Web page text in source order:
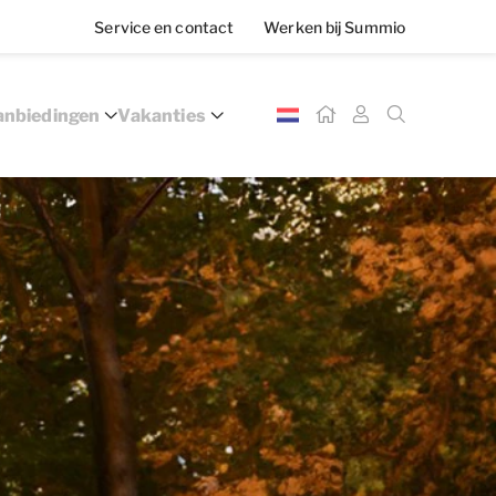
Service en contact Werken bij Summio
Vakanties